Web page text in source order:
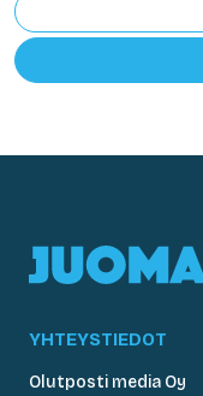
YHTEYSTIEDOT
Olutposti media Oy